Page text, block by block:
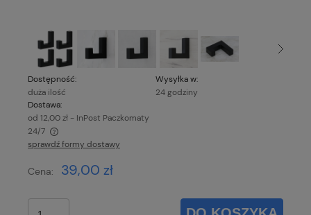
Dostępność:
duża ilość
Wysyłka w:
24 godziny
Dostawa:
od 12,00 zł - InPost Paczkomaty
24/7
Cena nie zawiera ewentualnych kosztów płatności
sprawdź formy dostawy
Cena: 39,00 zł